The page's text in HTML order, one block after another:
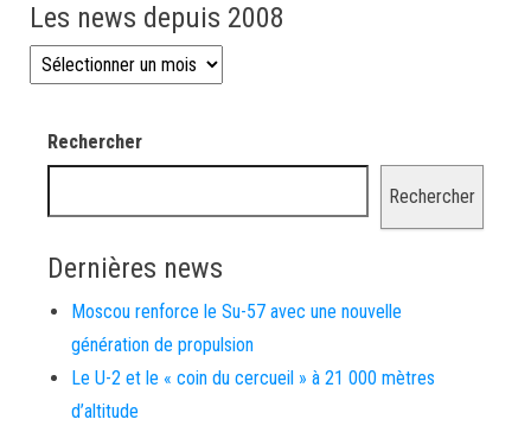
Les news depuis 2008
Les news depuis 2008
Rechercher
Rechercher
Dernières news
Moscou renforce le Su-57 avec une nouvelle
génération de propulsion
Le U-2 et le « coin du cercueil » à 21 000 mètres
d’altitude